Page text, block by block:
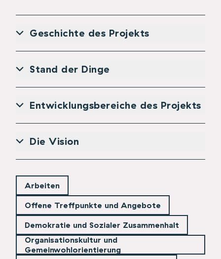
Geschichte des Projekts
Stand der Dinge
Entwicklungsbereiche des Projekts
Die Vision
Arbeiten
Offene Treffpunkte und Angebote
Demokratie und Sozialer Zusammenhalt
Organisationskultur und
Gemeinwohlorientierung